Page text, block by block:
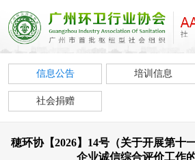
信息公告 培训信息
社会捐赠
穂环协【2026】14号（关于开展第十
企业诚信综合评价工作的